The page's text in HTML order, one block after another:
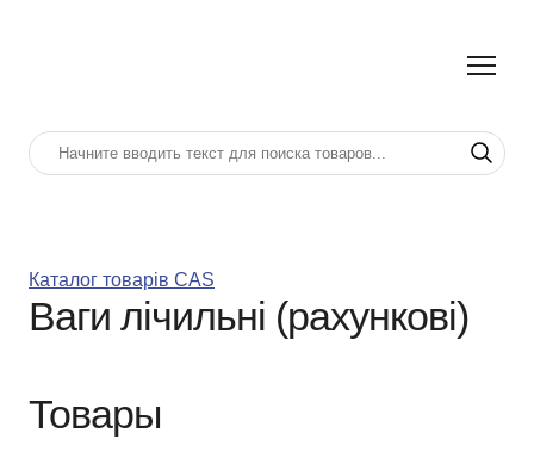
Каталог товарів CAS
Ваги лічильні (рахункові)
Товары